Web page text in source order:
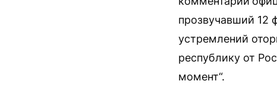
прозвучавший 12
устремлений
республику от
момент“.